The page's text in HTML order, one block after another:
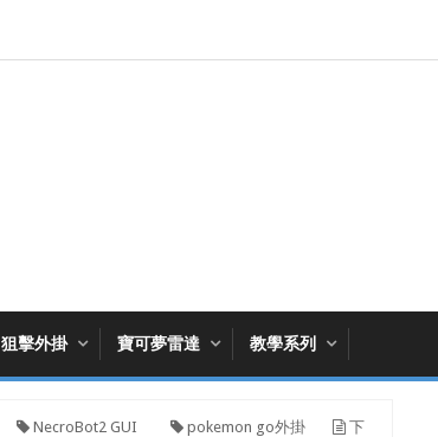
狙擊外掛 寶可夢雷達 教學系列
NecroBot2 GUI pokemon go外掛 下